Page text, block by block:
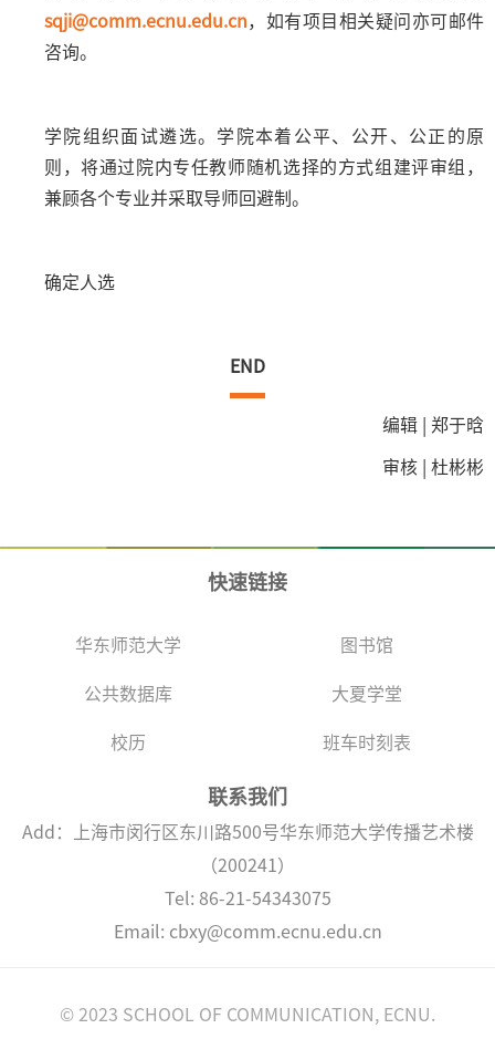
sqji@comm.ecnu.edu.cn，如有项目相关疑问亦可邮件
咨询。
学院组织面试遴选。学院本着公平、公开、公正的原
则，将通过院内专任教师随机选择的方式组建评审组，
兼顾各个专业并采取导师回避制。
确定人选
END
编辑 | 郑于晗
审核 | 杜彬彬
快速链接
华东师范大学 图书馆
公共数据库 大夏学堂
校历 班车时刻表
联系我们
Add：上海市闵行区东川路500号华东师范大学传播艺术楼
（200241）
Tel: 86-21-54343075
Email: cbxy@comm.ecnu.edu.cn
© 2023 SCHOOL OF COMMUNICATION, ECNU.